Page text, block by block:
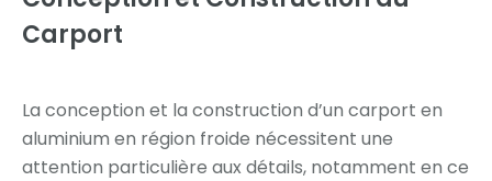
Carport
La conception et la construction d’un carport en
aluminium en région froide nécessitent une
attention particulière aux détails, notamment en ce